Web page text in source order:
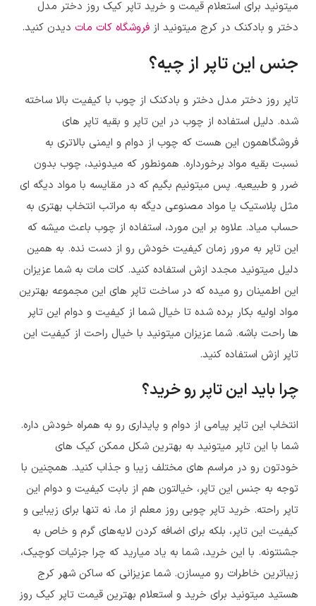
میتونید برای استعلام قیمت و خرید تاپر کیک روز دختر مدل
دختر و بادکنک در کرج میتونید از فروشگاه کات مات دیدن کنید.
جنس این تاپر از چیه؟
تاپر روز دختر مدل دختر و بادکنک از چوب با کیفیت بالا ساخته
شده. دلیل استفاده از چوب در این تاپر و بقیه تاپر های
فروشگاهمون این هست که چوب از دوام و ایمنی بالاتری به
نسبت بقیه مواد برخورداره. همونطور که میدونید، چوب بدون
ضرر و طبیعیه. پس میتونیم بگیم که در مقایسه با مواد دیگه ای
مثل پلاستیک یا مواد مصنوعی دیگه به مراتب انتخاب بهتری به
حساب میاد. علاوه بر این مورد، استفاده از چوب باعث میشه که
این تاپر به مرور زمان کیفیت خودش رو از دست نده. به همین
دلیل میتونید مجدد ازش استفاده کنید. کات مات به شما عزیزان
این اطمینان رو میده که در ساخت تاپر های این مجموعه بهترین
مواد اولیه بکار برده شده تا خیال شما از کیفیت و دوام این تاپر
ها راحت باشه. شما عزیزان میتونید با خیال راحت از کیفیت این
تاپر ازش استفاده کنید.
چرا باید این تاپر رو خرید؟
انتخاب این تاپر پیامی از دوام و پایداری رو به همراه خودش داره.
شما با این تاپر میتونید به بهترین شکل ممکن کیک های
خودتون رو در مراسم های مختلف زیبا و جذاب کنید. همچنین با
توجه به جنس این تاپر، خیالتون هم از بابت کیفیت و دوام این
تاپر راحته. خرید تاپر چوبی روز معلم از ما، نه تنها برای زیبایی و
کیفیت این تاپر، بلکه برای اضافه کردن لایه‌های گرم و خاص به
جشنتونه. با این خرید، شما به یاد میارید که چرا جزئیات کوچیک،
زیباترین خاطرات رو میسازن. شما عزیزانی که ساکن شهر کرج
هستید میتونید برای خرید و استعلام بهترین قیمت تاپر کیک روز